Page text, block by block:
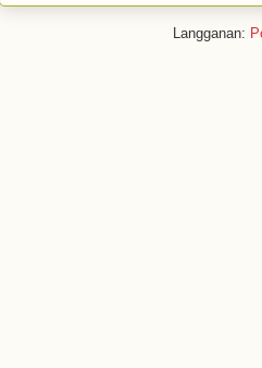
Langganan: